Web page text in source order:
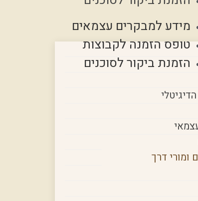
ומורי דרך
מידע למבקרים עצמאים
טופס הזמנה לקבוצות
הזמנת ביקור לסוכנים